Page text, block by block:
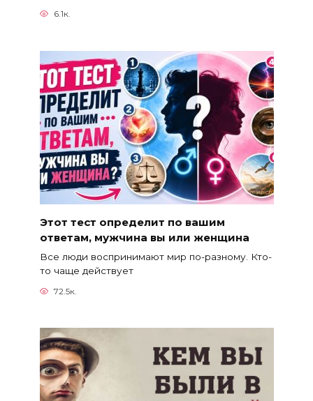
6.1к.
Этот тест определит по вашим
ответам, мужчина вы или женщина
Все люди воспринимают мир по-разному. Кто-
то чаще действует
72.5к.